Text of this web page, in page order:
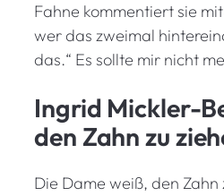
Fahne kommentiert sie
wer das zweimal
das.“ Es sollte mir nicht
Ingrid Mickler-
den Zahn zu
Die Dame weiß, den Zahn